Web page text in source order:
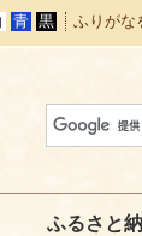
青 黒 ふりがな
ふるさと